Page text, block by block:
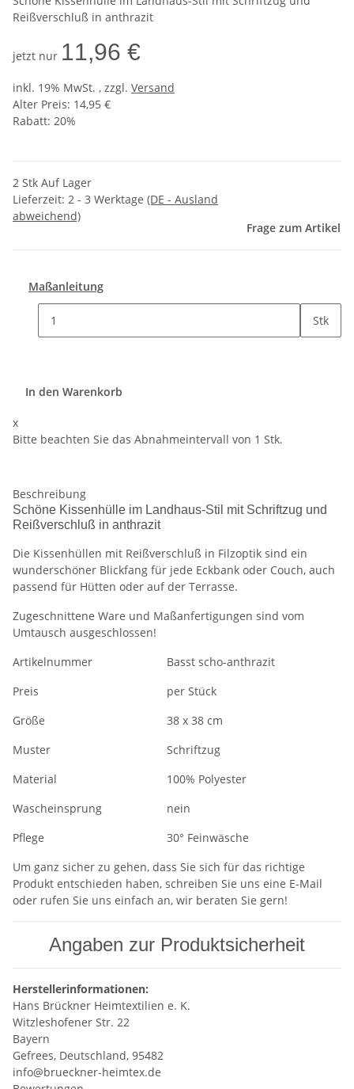
Reißverschluß in anthrazit
jetzt nur 11,96 €
inkl. 19% MwSt. , zzgl. Versand
Alter Preis: 14,95 €
Rabatt: 20%
2 Stk Auf Lager
Lieferzeit: 2 - 3 Werktage (DE - Ausland
abweichend)
Frage zum Artikel
Maßanleitung
Stk
In den Warenkorb
x
Bitte beachten Sie das Abnahmeintervall von 1 Stk.
Beschreibung
Schöne Kissenhülle im Landhaus-Stil mit Schriftzug und
Reißverschluß in anthrazit
Die Kissenhüllen mit Reißverschluß in Filzoptik sind ein
wunderschöner Blickfang für jede Eckbank oder Couch, auch
passend für Hütten oder auf der Terrasse.
Zugeschnittene Ware und Maßanfertigungen sind vom
Umtausch ausgeschlossen!
Artikelnummer
Basst scho-anthrazit
Preis
per Stück
Größe
38 x 38 cm
Muster
Schriftzug
Material
100% Polyester
Wascheinsprung
nein
Pflege
30° Feinwäsche
Um ganz sicher zu gehen, dass Sie sich für das richtige
Produkt entschieden haben, schreiben Sie uns eine E-Mail
oder rufen Sie uns einfach an, wir beraten Sie gern!
Angaben zur Produktsicherheit
Herstellerinformationen:
Hans Brückner Heimtextilien e. K.
Witzleshofener Str. 22
Bayern
Gefrees, Deutschland, 95482
info@brueckner-heimtex.de